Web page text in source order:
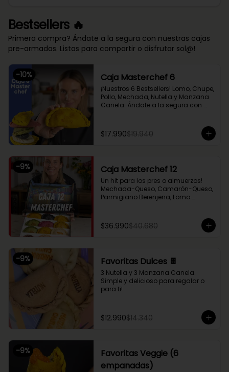
Bestsellers 🔥
Primera compra? Ándate a la segura con nuestras cajas
pre-armadas. Listas para compartir o disfrutar sol@!
-10% Caja Masterchef 6
¡Nuestros 6 Bestsellers! Lomo, Chupe,
Pollo, Mechada, Nutella y Manzana
Canela. Ándate a la segura con
Cami y del público 🔥
Lomo Saltado, Mechada Queso,
Canela. Perfecto para compartir
entre 2 o 3!
$17.990$19.940
-9% Caja Masterchef 12
Un hit para los pres o almuerzos!
Mechada-Queso, Camarón-Queso,
Parmigiano Berenjena, Lomo
Sama, Fugazzeta (Queso con
cebolla), Pastel de Choclo (con
$36.990$40.680
-9% Favoritas Dulces 🍫
3 Nutella y 3 Manzana Canela.
Simple y delicioso para regalar o
para ti!
$12.990$14.340
-9%
Favoritas Veggie (6
empanadas)